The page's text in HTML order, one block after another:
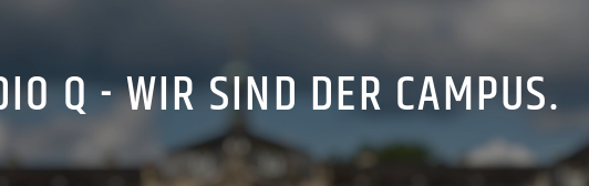
Q - WIR SIND DER CAMPUS.